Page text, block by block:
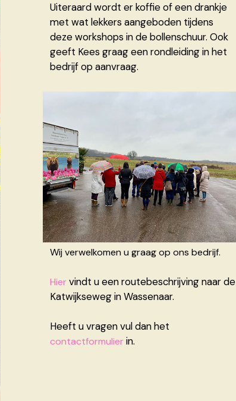
Uiteraard wordt er koffie of een drankje
met wat lekkers aangeboden tijdens
deze workshops in de bollenschuur. Ook
geeft Kees graag een rondleiding in het
bedrijf op aanvraag.
Wij verwelkomen u graag op ons bedrijf.
Hiervindt u een routebeschrijving naar de
Katwijkseweg in Wassenaar.
Heeft u vragen vul dan het
contactformulierin.